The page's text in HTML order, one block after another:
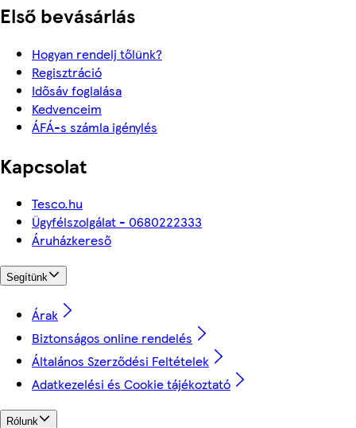
Első bevásárlás
Hogyan rendelj tőlünk?
Regisztráció
Idősáv foglalása
Kedvenceim
ÁFÁ-s számla igénylés
Kapcsolat
Tesco.hu
Ügyfélszolgálat - 0680222333
Áruházkereső
Segítünk
Árak
Biztonságos online rendelés
Általános Szerződési Feltételek
Adatkezelési és Cookie tájékoztató
Rólunk